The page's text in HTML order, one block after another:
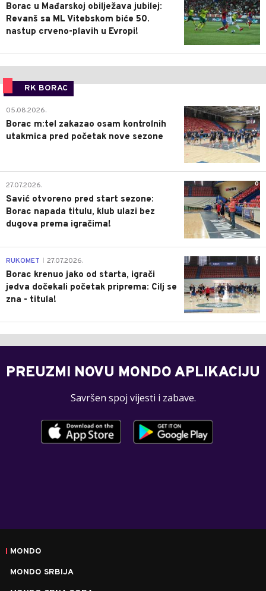
Borac u Mađarskoj obilježava jubilej:
Revanš sa ML Vitebskom biće 50.
nastup crveno-plavih u Evropi!
RK BORAC
0
05.08.2026.
Borac m:tel zakazao osam kontrolnih
utakmica pred početak nove sezone
0
27.07.2026.
Savić otvoreno pred start sezone:
Borac napada titulu, klub ulazi bez
dugova prema igračima!
0
RUKOMET 27.07.2026.
Borac krenuo jako od starta, igrači
jedva dočekali početak priprema: Cilj se
zna - titula!
PREUZMI NOVU MONDO APLIKACIJU
Savršen spoj vijesti i zabave.
MONDO
MONDO SRBIJA